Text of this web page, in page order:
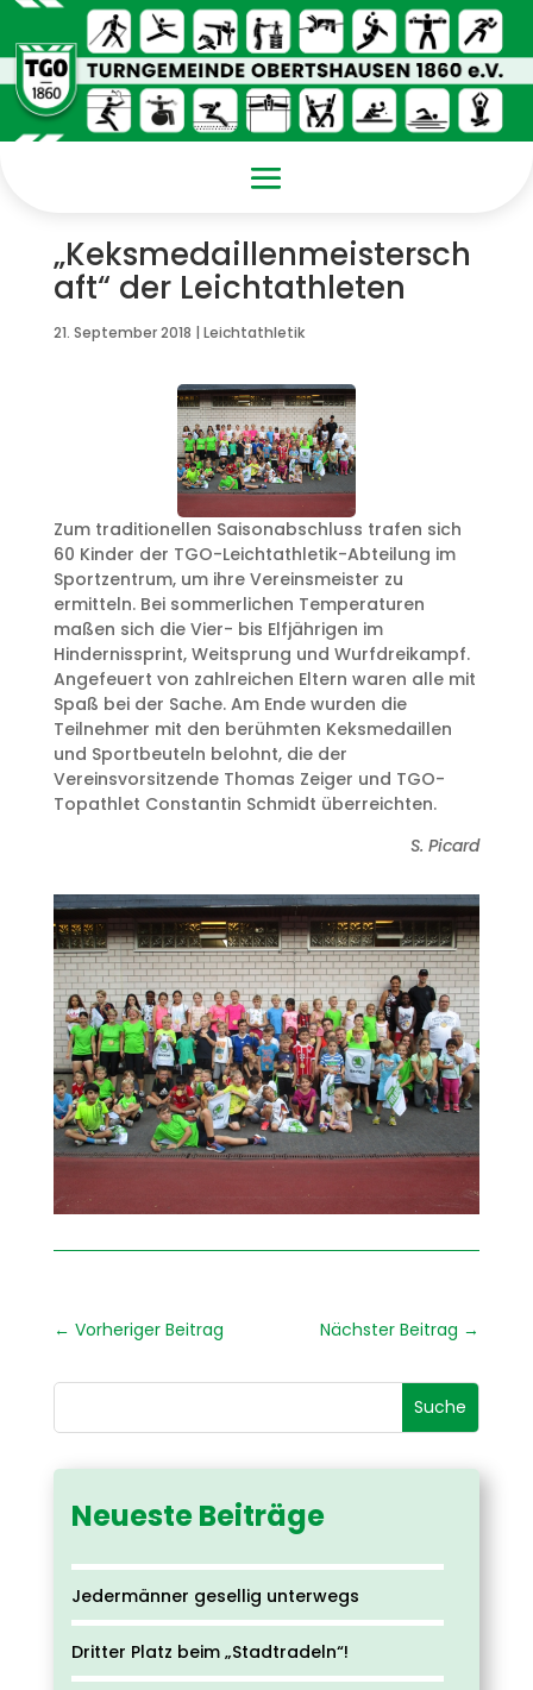
„Keksmedaillenmeistersch
aft“ der Leichtathleten
21. September 2018 | Leichtathletik
Zum traditionellen Saisonabschluss trafen sich
60 Kinder der TGO-Leichtathletik-Abteilung im
Sportzentrum, um ihre Vereinsmeister zu
ermitteln. Bei sommerlichen Temperaturen
maßen sich die Vier- bis Elfjährigen im
Hindernissprint, Weitsprung und Wurfdreikampf.
Angefeuert von zahlreichen Eltern waren alle mit
Spaß bei der Sache. Am Ende wurden die
Teilnehmer mit den berühmten Keksmedaillen
und Sportbeuteln belohnt, die der
Vereinsvorsitzende Thomas Zeiger und TGO-
Topathlet Constantin Schmidt überreichten.
S. Picard
← Vorheriger Beitrag Nächster Beitrag →
Neueste Beiträge
Jedermänner gesellig unterwegs
Dritter Platz beim „Stadtradeln“!